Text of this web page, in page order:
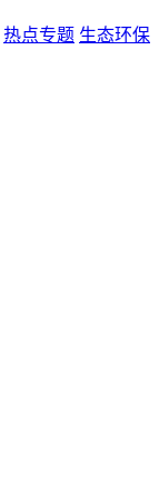
热点专题 生态环保